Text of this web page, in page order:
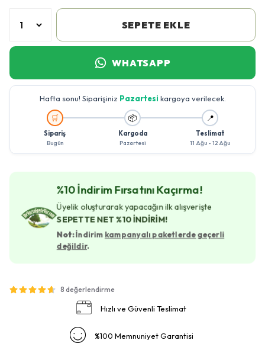
SEPETE EKLE
WHATSAPP
Hafta sonu! Siparişiniz Pazartesi kargoya verilecek.
🚚
🛒
Sipariş
Bugün
📦
Kargoda
Pazartesi
📍
Teslimat
11 Ağu - 12 Ağu
%10 İndirim Fırsatını Kaçırma!
Üyelik oluşturarak yapacağın ilk alışverişte
SEPETTE NET %10 İNDİRİM!
Not:İndirim kampanyalı paketlerde geçerli
değildir.
8 değerlendirme
Hızlı ve Güvenli Teslimat
%100 Memnuniyet Garantisi